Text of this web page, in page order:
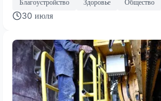
Благоустройство Здоровье Общество
30 июля